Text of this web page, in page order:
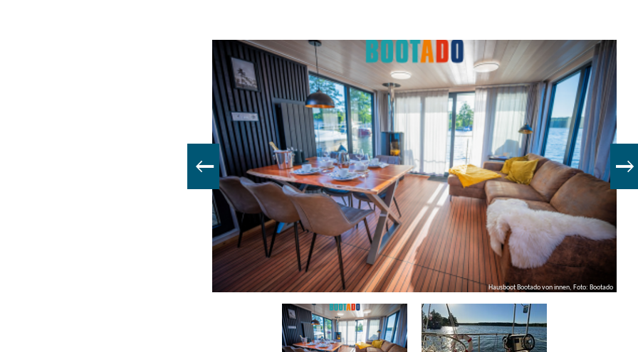
besonderen Momenten: morgens mit Blick aufs Wasser frühstücken, tagsüber
durch die Seenlandschaft gleiten, in ruhigen Buchten baden oder abends
gemeinsam auf dem Deck den Sonnenuntergang genießen. Ob aktiv
unterwegs oder ganz entspannt – jeder Tag an Bord lässt sich im eigenen
Rhythmus gestalten.
Die Gewässer rund um den Röblinsee und die Seenplatte bieten dafür eine
eindrucksvolle Kulisse: zahlreiche Seen, ruhige Buchten, charmante Orte und
abwechslungsreiche Wasserwege laden zu entspannten Stunden und kleinen
Entdeckungstouren ein. Natur beobachten, gemeinsam kochen, lesen, spielen
oder einfach die Seele baumeln lassen – ein Hausbooturlaub bietet Raum für
Erholung, Nähe und unvergessliche Erinnerungen.
Mit komfortablen Booten, maritimer Atmosphäre und einem hohen Anspruch
an Qualität entstehen naturnahe Hausbootferien, die Erholung und Abenteuer
Hausboot Bootado von innen, Foto: Bootado